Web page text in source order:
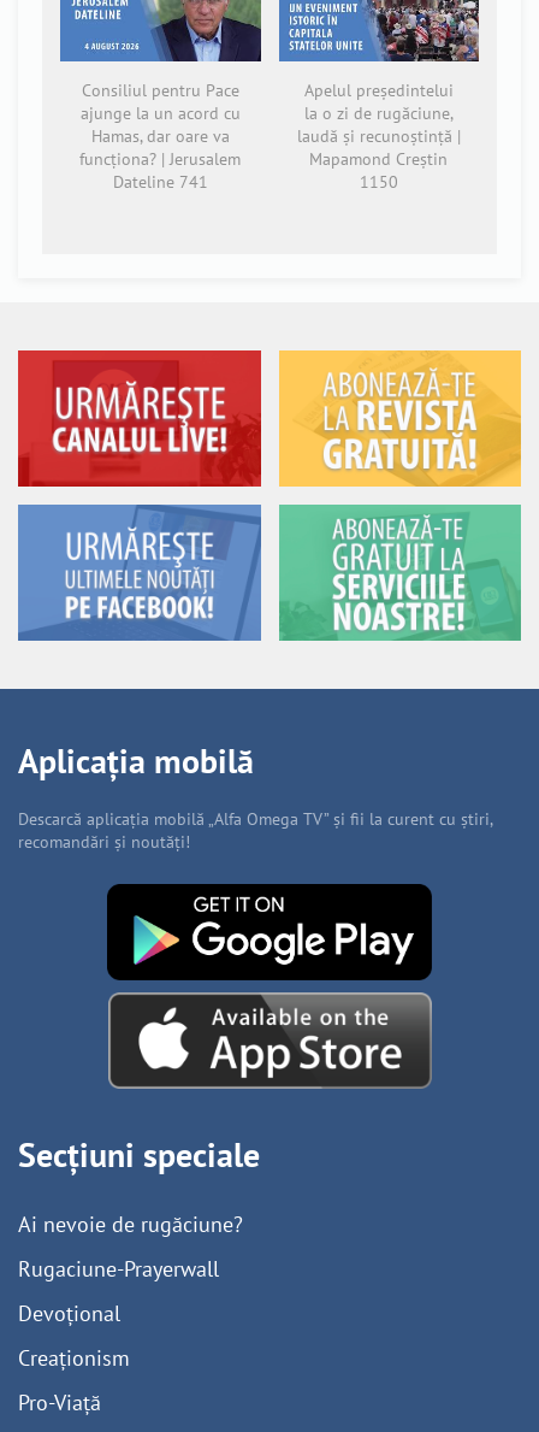
Consiliul pentru Pace
ajunge la un acord cu
Hamas, dar oare va
funcționa? | Jerusalem
Dateline 741
Apelul președintelui
la o zi de rugăciune,
laudă și recunoștință |
Mapamond Creștin
1150
Aplicația mobilă
Descarcă aplicația mobilă „Alfa Omega TV” și fii la curent cu știri,
recomandări și noutăți!
Secțiuni speciale
Ai nevoie de rugăciune?
Rugaciune-Prayerwall
Devoțional
Creaționism
Pro-Viață